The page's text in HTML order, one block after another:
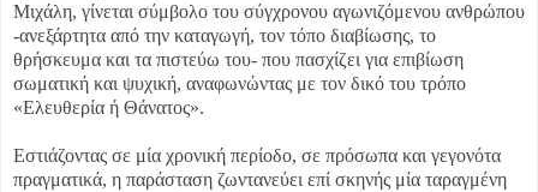
Μιχάλη, γίνεται σύμβολο του σύγχρονου αγωνιζόμενου ανθρώπου
-ανεξάρτητα από την καταγωγή, τον τόπο διαβίωσης, το
θρήσκευμα και τα πιστεύω του- που πασχίζει για επιβίωση
σωματική και ψυχική, αναφωνώντας με τον δικό του τρόπο
«Ελευθερία ή Θάνατος».
Εστιάζοντας σε μία χρονική περίοδο, σε πρόσωπα και γεγονότα
πραγματικά, η παράσταση ζωντανεύει επί σκηνής μία ταραγμένη